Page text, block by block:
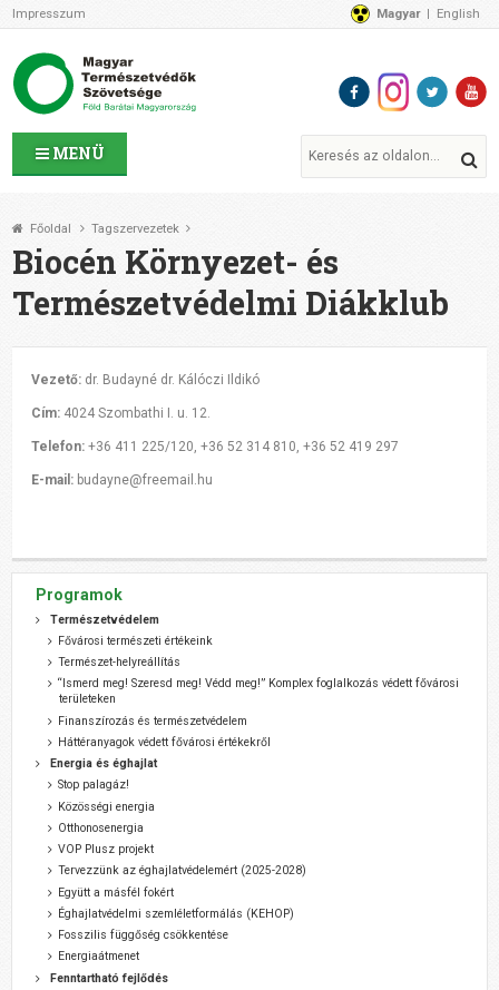
MENÜ
Impresszum Magyar English
Az MTVSZ-ről
Programok
MTVSZ ügyek és események
Tagszervezetek
Támogatóink
CSATLAKOZZ hozzánk!
Elérhetőségeink
Támogatás
Főoldal Tagszervezetek
Biocén Környezet- és
Természetvédelmi Diákklub
Vezető: dr. Budayné dr. Kálóczi Ildikó
Cím: 4024 Szombathi I. u. 12.
Telefon:+36 411 225/120, +36 52 314 810, +36 52 419 297
E-mail: budayne@freemail.hu
Programok
Természetvédelem
Fővárosi természeti értékeink
Természet-helyreállítás
“Ismerd meg! Szeresd meg! Védd meg!” Komplex foglalkozás védett fővárosi
területeken
Finanszírozás és természetvédelem
Háttéranyagok védett fővárosi értékekről
Energia és éghajlat
Stop palagáz!
Közösségi energia
Otthonosenergia
VOP Plusz projekt
Tervezzünk az éghajlatvédelemért (2025-2028)
Együtt a másfél fokért
Éghajlatvédelmi szemléletformálás (KEHOP)
Fosszilis függőség csökkentése
Energiaátmenet
Fenntartható fejlődés